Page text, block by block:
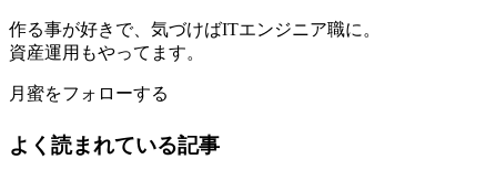
作る事が好きで、気づけばITエンジニア職に。
資産運用もやってます。
月蜜をフォローする
よく読まれている記事